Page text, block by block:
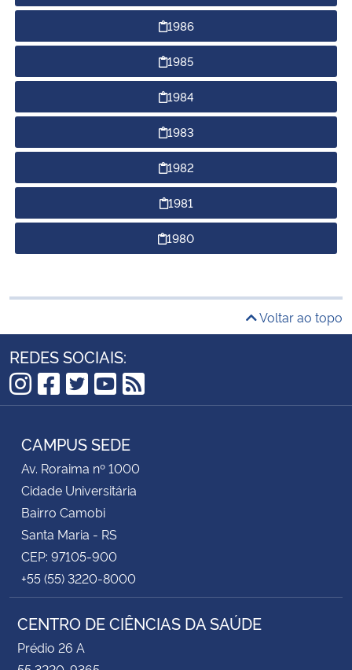
1986
1985
1984
1983
1982
1981
1980
Voltar ao topo
REDES SOCIAIS:
Instagram
Facebook
Twitter
YouTube
RSS
CAMPUS SEDE
Av. Roraima nº 1000
Cidade Universitária
Bairro Camobi
Santa Maria - RS
CEP: 97105-900
+55 (55) 3220-8000
CENTRO DE CIÊNCIAS DA SAÚDE
Prédio 26 A